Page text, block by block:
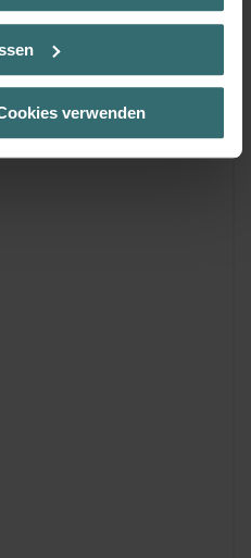
haben oder die sie im
Cookies, wenn Sie in
haben.
auf Ihrem Gerät
Betrieb dieser Seite
„Notwendig“). Für
verwenden